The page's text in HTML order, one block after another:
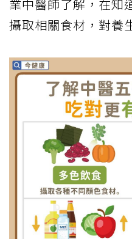
業中醫師了解，在知
攝取相關食材，對養